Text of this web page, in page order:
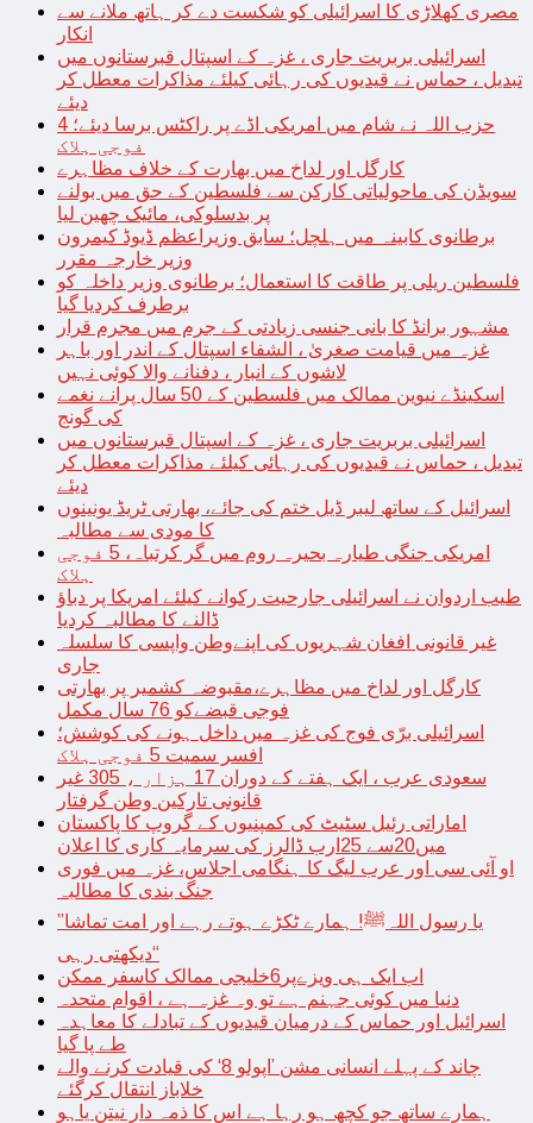
مصری کھلاڑی کا اسرائیلی کو شکست دے کر ہاتھ ملانے سے
انکار
اسرائیلی بربریت جاری ، غزہ کے اسپتال قبرستانوں میں
تبدیل ، حماس نے قیدیوں کی رہائی کیلئے مذاکرات معطل کر
دیئے
حزب اللہ نے شام میں امریکی اڈے پر راکٹس برسا دیئے؛ 4
فوجی ہلاک
کارگل اور لداخ میں بھارت کے خلاف مظاہرے
سویڈن کی ماحولیاتی کارکن سے فلسطین کے حق میں بولنے
پر بدسلوکی، مائیک چھین لیا
برطانوی کابینہ میں ہلچل؛ سابق وزیراعظم ڈیوڈ کیمرون
وزیر خارجہ مقرر
فلسطین ریلی پر طاقت کا استعمال؛ برطانوی وزیر داخلہ کو
برطرف کردیا گیا
مشہور برانڈ کا بانی جنسی زیادتی کے جرم میں مجرم قرار
غزہ میں قیامت صغریٰ ، الشفاء اسپتال کے اندر اور باہر
لاشوں کے انبار ، دفنانے والا کوئی نہیں
اسکینڈے نیوین ممالک میں فلسطین کے 50 سال پرانے نغمے
کی گونج
اسرائیلی بربریت جاری ، غزہ کے اسپتال قبرستانوں میں
تبدیل ، حماس نے قیدیوں کی رہائی کیلئے مذاکرات معطل کر
دیئے
اسرائیل کے ساتھ لیبر ڈیل ختم کی جائے، بھارتی ٹریڈ یونینوں
کا مودی سے مطالبہ
امریکی جنگی طیارہ بحیرہ روم میں گر کرتباہ، 5 فوجی
ہلاک
طیب اردوان نے اسرائیلی جارحیت رکوانے کیلئے امریکا پر دباؤ
ڈالنے کا مطالبہ کردیا
غیر قانونی افغان شہریوں کی اپنےوطن واپسی کا سلسلہ
جاری
کارگل اور لداخ میں مظاہرے،مقبوضہ کشمیر پر بھارتی
فوجی قبضےکو 76 سال مکمل
اسرائیلی برّی فوج کی غزہ میں داخل ہونے کی کوشش؛
افسر سمیت 5 فوجی ہلاک
سعودی عرب ، ایک ہفتے کے دوران 17 ہزار ، 305 غیر
قانونی تارکین وطن گرفتار
اماراتی رئیل سٹیٹ کی کمپنیوں کے گروپ کا پاکستان
میں20سے 25ارب ڈالرز کی سرمایہ کاری کا اعلان
او آئی سی اور عرب لیگ کا ہنگامی اجلاس، غزہ میں فوری
جنگ بندی کا مطالبہ
’’یا رسول اللہﷺ! ہمارے ٹکڑے ہوتے رہے اور امت تماشا
دیکھتی رہی‘‘
اب ایک ہی ویزےپر6خلیجی ممالک کاسفر ممکن
دنیا میں کوئی جہنم ہے تو وہ غزہ ہے ، اقوام متحدہ
اسرائیل اور حماس کے درمیان قیدیوں کے تبادلے کا معاہدہ
طے پا گیا
چاند کے پہلے انسانی مشن ’اپولو 8‘ کی قیادت کرنے والے
خلاباز انتقال کرگئے
ہمارے ساتھ جو کچھ ہو رہا ہے اس کا ذمہ دار نیتن یاہو